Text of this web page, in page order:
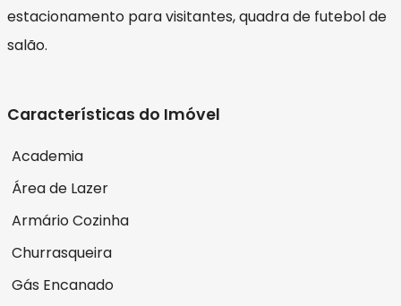
estacionamento para visitantes, quadra de futebol de
salão.
Características do Imóvel
Academia
Área de Lazer
Armário Cozinha
Churrasqueira
Gás Encanado